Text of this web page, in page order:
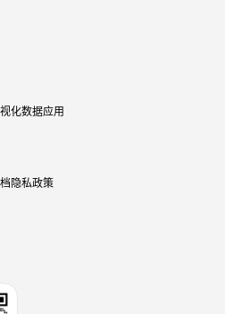
化数据应用
隐私政策